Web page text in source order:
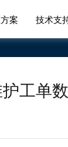
案 技术支
工单